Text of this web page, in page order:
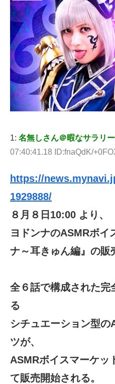
1: 名無しさん＠暇なサラリ
07:40:41.18 ID:fnaQdK/
https://
1929888/
８月８日10:00 より、
ヨドンナのASMRボイ
ナ～耳きゅん編』の販
全６話で構成された完
る
シチュエーション型の
ツが、
ASMRボイスマーケッ
て販売開始される。